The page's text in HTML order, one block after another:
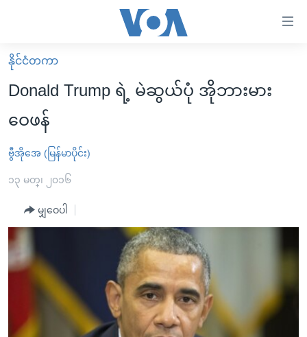
လွယ်ကူ
စေ
များ
ပင်မ
ကျော်
ကြည့်
ရန်
ညွန်း
မူလစာမျက်နှာ
မြန်မာ
ကမ္ဘာ့သတင်းများ
နိုင်ငံတကာ
အမေရိကန်
အစ္စရေး-ပါလက်စတိုင်း
ဗွီဒီယို
သတင်းလွတ်လပ်ခွင့်
အင်္ဂလိပ်စာလေ့လာမယ်
မကြေးမုံရဲ့ အင်္ဂလိပ်စာ
ရုပ်ရှင်ထဲက အင်္ဂလိပ်စာ
သုတပဒေသာ အင်္ဂလိပ်စာ
အပတ်စဉ်ကဏ္ဍများ
ရေဒီယို
ရေဒီယိုနှင့်ရုပ်သံ အချက်အလက်များ
ရေဒီယို/တီဗွီအစီအစဉ်
Learning English
နိုင်ငံတကာ
Donald Trump ရဲ့ မဲဆွယ်ပုံ အိုဘားမား
ဝေဖန်
ဗွီအိုအေ (မြန်မာပိုင်း)
၁၃ မတ္၊ ၂၀၁၆
မျှဝေပါ